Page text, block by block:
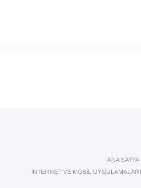
ANA SAYFA
İNTERNET VE MOBIL UYGULAMALARI